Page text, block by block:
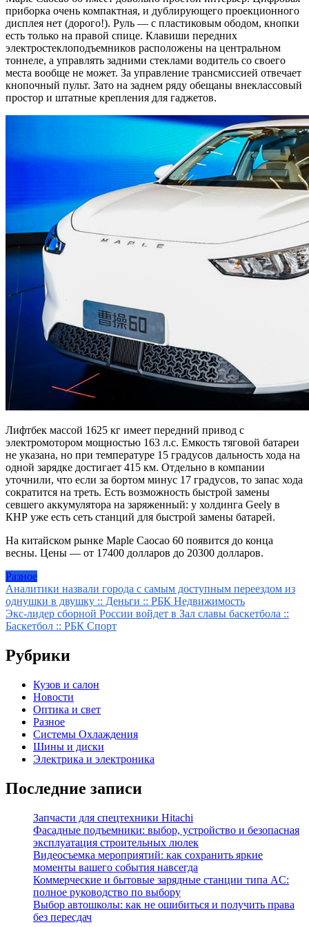
приборка очень компактная, и дублирующего проекционного
дисплея нет (дорого!). Руль — с пластиковым ободом, кнопки
есть только на правой спице. Клавиши передних
электростеклоподъемников расположены на центральном
тоннеле, а управлять задними стеклами водитель со своего
места вообще не может. За управление трансмиссией отвечает
кнопочный пульт. Зато на заднем ряду обещаны внеклассовый
простор и штатные крепления для гаджетов.
Лифтбек массой 1625 кг имеет передний привод с
электромотором мощностью 163 л.с. Емкость тяговой батареи
не указана, но при температуре 15 градусов дальность хода на
одной зарядке достигает 415 км. Отдельно в компании
уточнили, что если за бортом минус 17 градусов, то запас хода
сократится на треть. Есть возможность быстрой замены
севшего аккумулятора на заряженный: у холдинга Geely в
КНР уже есть сеть станций для быстрой замены батарей.
На китайском рынке Maple Caocao 60 появится до конца
весны. Цены — от 17400 долларов до 20300 долларов.
Разное
Навигация
по
записям
Аналитики назвали города с самым доступным переездом из
однушки в двушку :: Деньги :: РБК Недвижимость
Экс-лидер сборной России войдет в Зал славы баскетбола ::
Баскетбол :: РБК Спорт
Рубрики
Кузов и салон
Новости
Оптика и свет
Разное
Системы Охлаждения
Шины и диски
Электрика и электроника
Последние записи
Запчасти для спецтехники Hitachi
Фасадные подъемники: выбор, устройство и безопасная
эксплуатация строительных люлек
Видеосъемка мероприятий: как сохранить яркие
моменты вашего события навсегда
Коммерческие и бытовые зарядные станции типа AC:
полное руководство по выбору
Выбор автошколы: как не ошибиться и получить права
без пересдач